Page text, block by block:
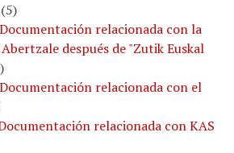
(5)
relacionada con la
después de "Zutik Euskal
)
relacionada con el
relacionada con KAS